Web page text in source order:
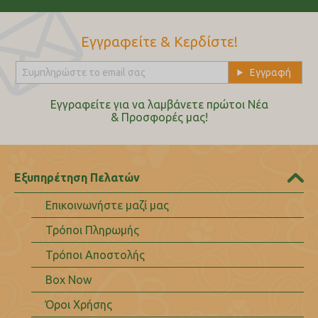
Εγγραφείτε & Κερδίστε!
Εγγραφείτε για να λαμβάνετε πρώτοι Nέα
& Προσφορές μας!
Εξυπηρέτηση Πελατών
Επικοινωνήστε μαζί μας
Τρόποι Πληρωμής
Τρόποι Αποστολής
Box Now
Όροι Χρήσης